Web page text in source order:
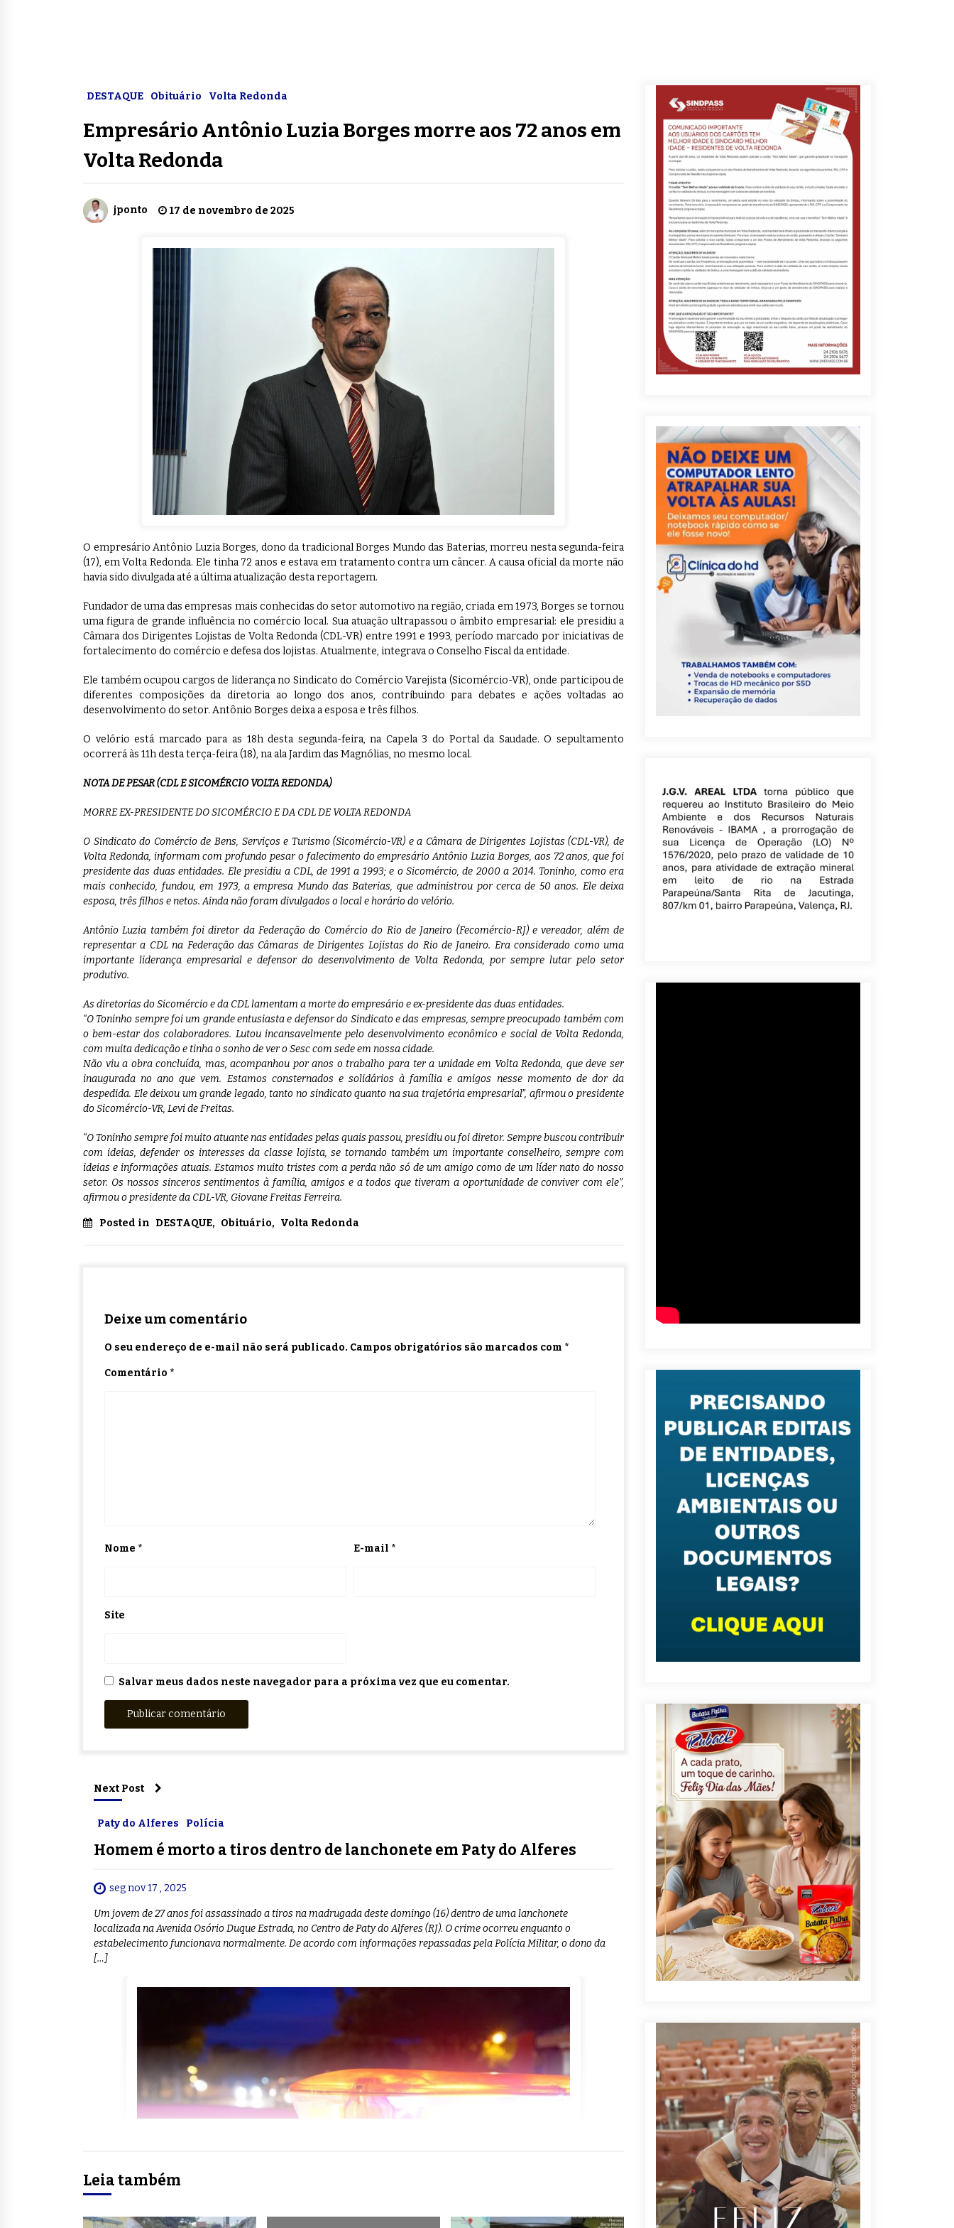
DESTAQUE Obituário Volta Redonda
Empresário Antônio Luzia Borges morre aos 72 anos em
Volta Redonda
jponto 17 de novembro de 2025
O empresário Antônio Luzia Borges, dono da tradicional Borges Mundo das Baterias, morreu nesta segunda-feira
(17), em Volta Redonda. Ele tinha 72 anos e estava em tratamento contra um câncer. A causa oficial da morte não
havia sido divulgada até a última atualização desta reportagem.
Fundador de uma das empresas mais conhecidas do setor automotivo na região, criada em 1973, Borges se tornou
uma figura de grande influência no comércio local. Sua atuação ultrapassou o âmbito empresarial: ele presidiu a
Câmara dos Dirigentes Lojistas de Volta Redonda (CDL-VR) entre 1991 e 1993, período marcado por iniciativas de
fortalecimento do comércio e defesa dos lojistas. Atualmente, integrava o Conselho Fiscal da entidade.
Ele também ocupou cargos de liderança no Sindicato do Comércio Varejista (Sicomércio-VR), onde participou de
diferentes composições da diretoria ao longo dos anos, contribuindo para debates e ações voltadas ao
desenvolvimento do setor. Antônio Borges deixa a esposa e três filhos.
O velório está marcado para as 18h desta segunda-feira, na Capela 3 do Portal da Saudade. O sepultamento
ocorrerá às 11h desta terça-feira (18), na ala Jardim das Magnólias, no mesmo local.
NOTA DE PESAR (CDL E SICOMÉRCIO VOLTA REDONDA)
MORRE EX-PRESIDENTE DO SICOMÉRCIO E DA CDL DE VOLTA REDONDA
O Sindicato do Comércio de Bens, Serviços e Turismo (Sicomércio-VR) e a Câmara de Dirigentes Lojistas (CDL-VR), de
Volta Redonda, informam com profundo pesar o falecimento do empresário Antônio Luzia Borges, aos 72 anos, que foi
presidente das duas entidades. Ele presidiu a CDL, de 1991 a 1993; e o Sicomércio, de 2000 a 2014. Toninho, como era
mais conhecido, fundou, em 1973, a empresa Mundo das Baterias, que administrou por cerca de 50 anos. Ele deixa
esposa, três filhos e netos. Ainda não foram divulgados o local e horário do velório.
Antônio Luzia também foi diretor da Federação do Comércio do Rio de Janeiro (Fecomércio-RJ) e vereador, além de
representar a CDL na Federação das Câmaras de Dirigentes Lojistas do Rio de Janeiro. Era considerado como uma
importante liderança empresarial e defensor do desenvolvimento de Volta Redonda, por sempre lutar pelo setor
produtivo.
As diretorias do Sicomércio e da CDL lamentam a morte do empresário e ex-presidente das duas entidades.
“O Toninho sempre foi um grande entusiasta e defensor do Sindicato e das empresas, sempre preocupado também com
o bem-estar dos colaboradores. Lutou incansavelmente pelo desenvolvimento econômico e social de Volta Redonda,
com muita dedicação e tinha o sonho de ver o Sesc com sede em nossa cidade.
Não viu a obra concluída, mas, acompanhou por anos o trabalho para ter a unidade em Volta Redonda, que deve ser
inaugurada no ano que vem. Estamos consternados e solidários à família e amigos nesse momento de dor da
despedida. Ele deixou um grande legado, tanto no sindicato quanto na sua trajetória empresarial”, afirmou o presidente
do Sicomércio-VR, Levi de Freitas.
“O Toninho sempre foi muito atuante nas entidades pelas quais passou, presidiu ou foi diretor. Sempre buscou contribuir
com ideias, defender os interesses da classe lojista, se tornando também um importante conselheiro, sempre com
ideias e informações atuais. Estamos muito tristes com a perda não só de um amigo como de um líder nato do nosso
setor. Os nossos sinceros sentimentos à família, amigos e a todos que tiveram a oportunidade de conviver com ele”,
afirmou o presidente da CDL-VR, Giovane Freitas Ferreira.
Posted in DESTAQUE, Obituário, Volta Redonda
Deixe um comentário
O seu endereço de e-mail não será publicado. Campos obrigatórios são marcados com *
Comentário *
Nome * E-mail *
Site
Salvar meus dados neste navegador para a próxima vez que eu comentar.
Next Post
Paty do Alferes Polícia
Homem é morto a tiros dentro de lanchonete em Paty do Alferes
seg nov 17 , 2025
Um jovem de 27 anos foi assassinado a tiros na madrugada deste domingo (16) dentro de uma lanchonete
localizada na Avenida Osório Duque Estrada, no Centro de Paty do Alferes (RJ). O crime ocorreu enquanto o
estabelecimento funcionava normalmente. De acordo com informações repassadas pela Polícia Militar, o dono da
[…]
Leia também